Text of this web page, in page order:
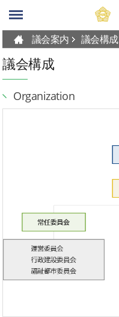
議会案内 議会構成
議会構成
Organization